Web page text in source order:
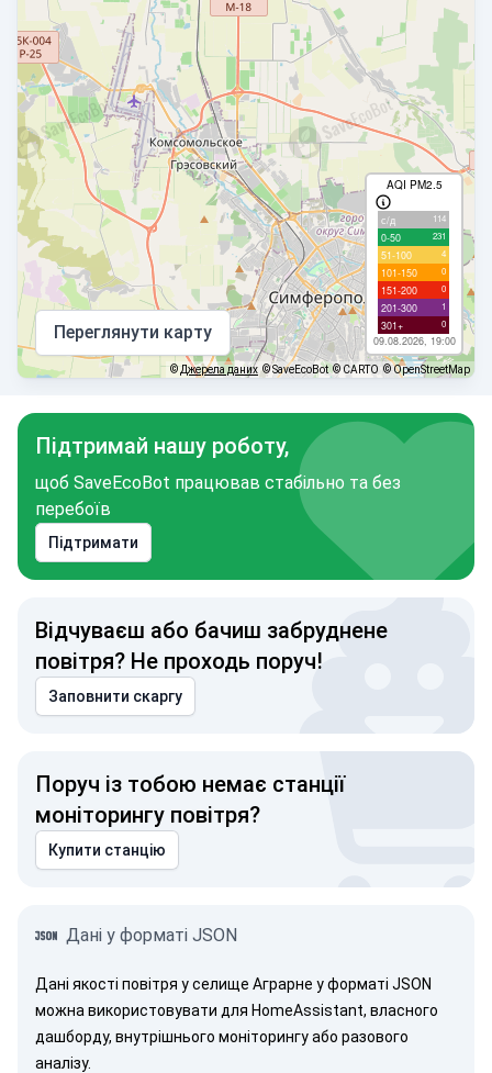
AQI PM2.5
с/д 114
0-50 231
51-100 4
101-150 0
151-200 0
201-300 1
301+ 0
09.08.2026, 19:00
Переглянути карту
©Джерела даних © SaveEcoBot © CARTO © OpenStreetMap
Підтримай нашу роботу,
щоб SaveEcoBot працював стабільно та без
перебоїв
Підтримати
Відчуваєш або бачиш забруднене
повітря? Не проходь поруч!
Заповнити скаргу
Поруч із тобою немає станції
моніторингу повітря?
Купити станцію
Дані у форматі JSON
Дані якості повітря у селище Аграрне у форматі JSON
можна використовувати для HomeAssistant, власного
дашборду, внутрішнього моніторингу або разового
аналізу.